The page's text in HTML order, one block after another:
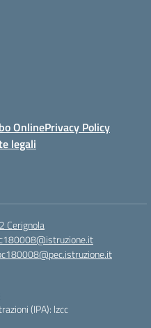
OnlinePrivacy Policy
legali
Cerignola
(IPA): lzcc